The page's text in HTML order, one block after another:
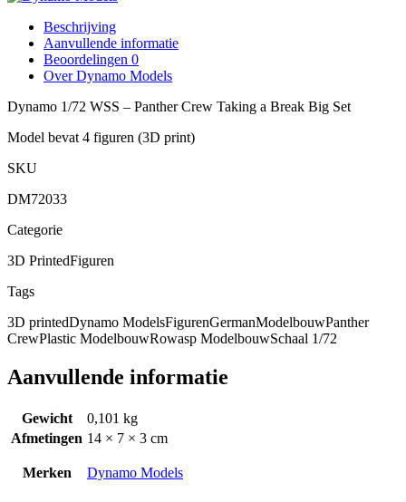
Beschrijving
Aanvullende informatie
Beoordelingen 0
Over Dynamo Models
Dynamo 1/72 WSS – Panther Crew Taking a Break Big Set
Model bevat 4 figuren (3D print)
SKU
DM72033
Categorie
3D PrintedFiguren
Tags
3D printedDynamo ModelsFigurenGermanModelbouwPanther
CrewPlastic ModelbouwRowasp ModelbouwSchaal 1/72
Aanvullende informatie
Gewicht
0,101 kg
Afmetingen 14 × 7 × 3 cm
Merken Dynamo Models